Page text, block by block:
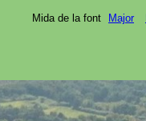
Mida de la font Major